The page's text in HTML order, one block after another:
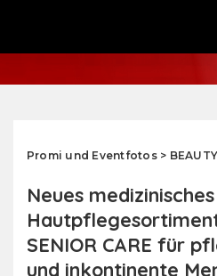
Promi und Eventfotos> BEAUTY
Neues medizinisches
SENIOR CARE für
und inkontinente